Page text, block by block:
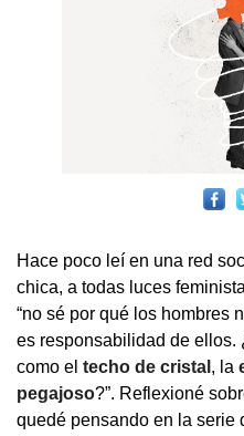
Hace poco leí en una red
chica, a todas luces
“no sé por qué los hombres
es responsabilidad de ellos.
como el techo de cristal , la
pegajoso?”. Reflexioné
quedé pensando en la serie